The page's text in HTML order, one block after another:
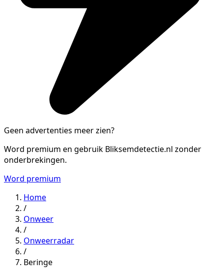
Geen advertenties meer zien?
Word premium en gebruik Bliksemdetectie.nl zonder
onderbrekingen.
Word premium
Home
/
Onweer
/
Onweerradar
/
Beringe